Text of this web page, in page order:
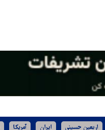
اربعین حسینی ایران آمریکا